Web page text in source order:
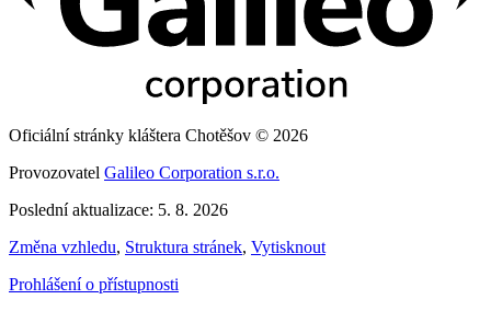
Oficiální stránky kláštera Chotěšov © 2026
Provozovatel Galileo Corporation s.r.o.
Poslední aktualizace: 5. 8. 2026
Změna vzhledu, Struktura stránek, Vytisknout
Prohlášení o přístupnosti